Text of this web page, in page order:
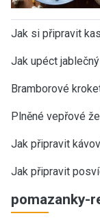
Jak si připravit
Jak upéct
Bramborové
Plněné vepřové
Jak připravit
Jak připravit
pomazanky-